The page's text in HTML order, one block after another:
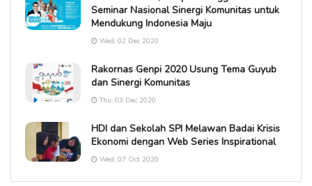
Seminar Nasional Sinergi Komunitas untuk
Mendukung Indonesia Maju
Wed, 02 Dec 2020
Rakornas Genpi 2020 Usung Tema Guyub
dan Sinergi Komunitas
Thu, 03 Dec 2020
HDI dan Sekolah SPI Melawan Badai Krisis
Ekonomi dengan Web Series Inspirational
Wed, 07 Oct 2020